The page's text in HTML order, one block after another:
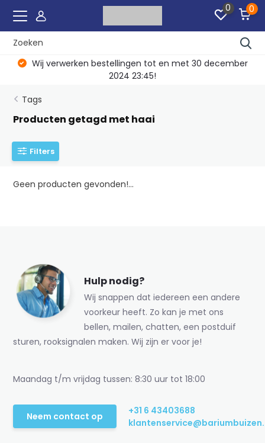
0 0
Wij verwerken bestellingen tot en met 30 december
2024 23:45!
Tags
Producten getagd met haai
Filters
Geen producten gevonden!...
Hulp nodig?
Wij snappen dat iedereen een andere
voorkeur heeft. Zo kan je met ons
bellen, mailen, chatten, een postduif
sturen, rooksignalen maken. Wij zijn er voor je!
Maandag t/m vrijdag tussen: 8:30 uur tot 18:00
Neem contact op
+31 6 43403688